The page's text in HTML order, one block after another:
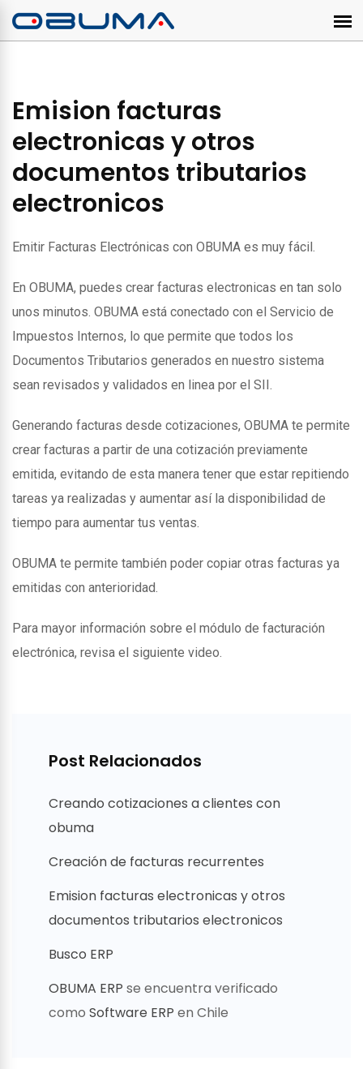
Emision facturas
electronicas y otros
documentos tributarios
electronicos
Emitir Facturas Electrónicas con OBUMA es muy fácil.
En OBUMA, puedes crear facturas electronicas en tan solo
unos minutos. OBUMA está conectado con el Servicio de
Impuestos Internos, lo que permite que todos los
Documentos Tributarios generados en nuestro sistema
sean revisados y validados en linea por el SII.
Generando facturas desde cotizaciones, OBUMA te permite
crear facturas a partir de una cotización previamente
emitida, evitando de esta manera tener que estar repitiendo
tareas ya realizadas y aumentar así la disponibilidad de
tiempo para aumentar tus ventas.
OBUMA te permite también poder copiar otras facturas ya
emitidas con anterioridad.
Para mayor información sobre el módulo de facturación
electrónica, revisa el siguiente video.
Post Relacionados
Creando cotizaciones a clientes con
obuma
Creación de facturas recurrentes
Emision facturas electronicas y otros
documentos tributarios electronicos
Busco ERP
OBUMA ERP se encuentra verificado
como Software ERP en Chile